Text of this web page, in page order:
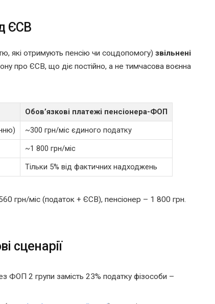
ЄСВ
які отримують пенсію чи соцдопомогу) звільнені
про ЄСВ, що діє постійно, а не тимчасова воєнна
Обов’язкові платежі пенсіонера-ФОП
~300 грн/міс єдиного податку
~1 800 грн/міс
Тільки 5% від фактичних надходжень
грн/міс (податок + ЄСВ), пенсіонер – 1 800 грн.
сценарії
ФОП 2 групи замість 23% податку фізособи –